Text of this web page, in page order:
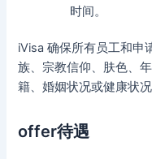
时间。
iVisa 确保所有员工和申
族、宗教信仰、肤色、
籍、婚姻状况或健康状
offer待遇